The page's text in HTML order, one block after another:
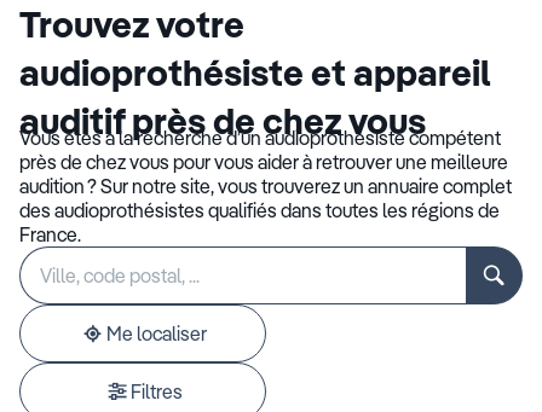
Trouvez votre
audioprothésiste et appareil
auditif près de chez vous
Vous êtes à la recherche d’un audioprothésiste compétent
près de chez vous pour vous aider à retrouver une meilleure
audition ? Sur notre site, vous trouverez un annuaire complet
des audioprothésistes qualifiés dans toutes les régions de
France.
Rechercher
établissement
Veuillez
renseigner
une
adresse
Me localiser
Filtres